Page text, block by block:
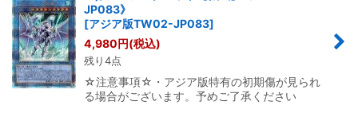
JP083》
[アジア版TW02-JP083]
4,980円(税込)
残り4点
☆注意事項☆・アジア版特有の初期傷が見られ
る場合がございます。予めご了承ください